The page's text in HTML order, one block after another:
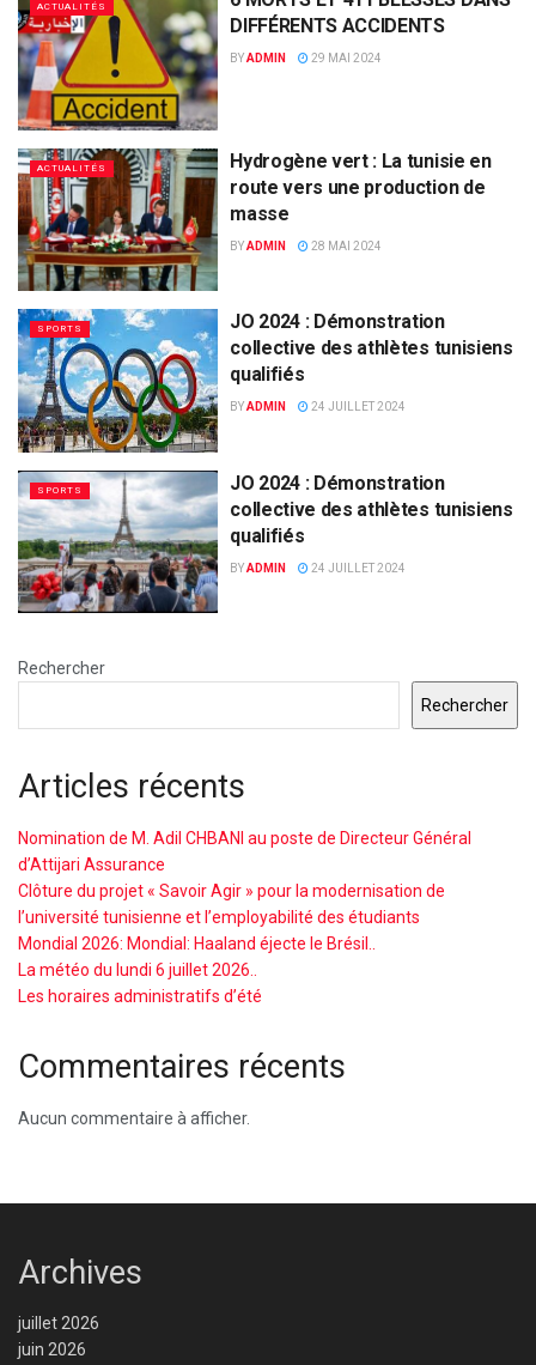
ACTUALITÉS
DIFFÉRENTS ACCIDENTS
BYADMIN 29 MAI 2024
ACTUALITÉS
Hydrogène vert : La tunisie en
route vers une production de
masse
BYADMIN 28 MAI 2024
SPORTS
JO 2024 : Démonstration
collective des athlètes tunisiens
qualifiés
BYADMIN 24 JUILLET 2024
SPORTS
JO 2024 : Démonstration
collective des athlètes tunisiens
qualifiés
BYADMIN 24 JUILLET 2024
Rechercher
Rechercher
Articles récents
Nomination de M. Adil CHBANI au poste de Directeur Général
d’Attijari Assurance
Clôture du projet « Savoir Agir » pour la modernisation de
l’université tunisienne et l’employabilité des étudiants
Mondial 2026: Mondial: Haaland éjecte le Brésil..
La météo du lundi 6 juillet 2026..
Les horaires administratifs d’été
Commentaires récents
Aucun commentaire à afficher.
Archives
juillet 2026
juin 2026